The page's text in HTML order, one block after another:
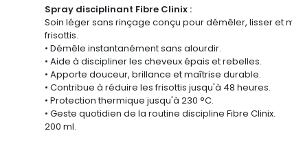
Spray disciplinant Fibre Clinix :
Soin léger sans rinçage conçu pour démêler, lisser et
frisottis.
• Démêle instantanément sans alourdir.
• Aide à discipliner les cheveux épais et rebelles.
• Apporte douceur, brillance et maîtrise durable.
• Contribue à réduire les frisottis jusqu'à 48 heures.
• Protection thermique jusqu'à 230 °C.
• Geste quotidien de la routine discipline Fibre Clinix.
200 ml.